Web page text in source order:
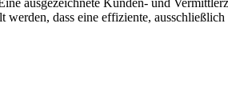
ausgezeichnete Kunden- und
werden, dass eine effiziente,